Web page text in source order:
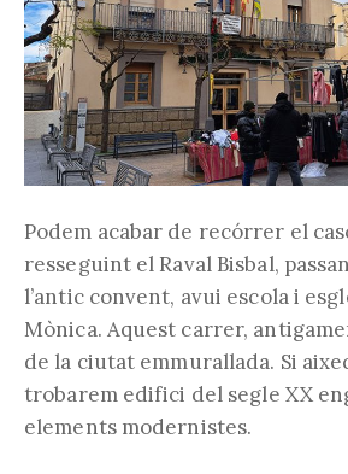
Podem acabar de recórrer el
resseguint el Raval Bisbal,
l’antic convent, avui escola i
Mònica. Aquest carrer,
de la ciutat emmurallada. Si
trobarem edifici del segle XX
elements modernistes.